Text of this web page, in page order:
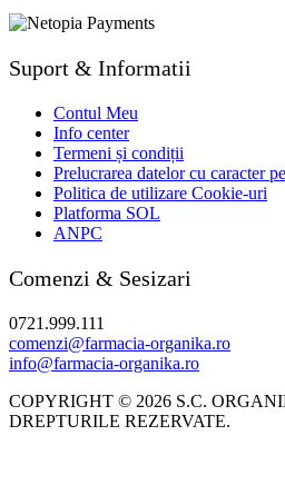
Suport & Informatii
Contul Meu
Info center
Termeni și condiții
Prelucrarea datelor cu caracter
Politica de utilizare Cookie-uri
Platforma SOL
ANPC
Comenzi & Sesizari
0721.999.111
comenzi@farmacia-organika.ro
info@farmacia-organika.ro
COPYRIGHT © 2026 S.C.
DREPTURILE REZERVATE.